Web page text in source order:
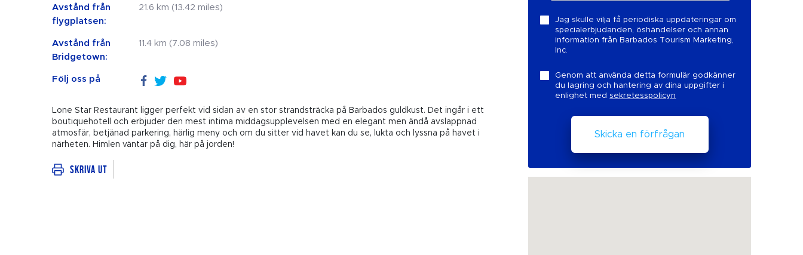
Avstånd från
flygplatsen:
21.6 km (13.42 miles)
Avstånd från
Bridgetown:
11.4 km (7.08 miles)
Följ oss på
Lone Star Restaurant ligger perfekt vid sidan av en stor strandsträcka på Barbados guldkust. Det ingår i ett
boutiquehotell och erbjuder den mest intima middagsupplevelsen med en elegant men ändå avslappnad
atmosfär, betjänad parkering, härlig meny och om du sitter vid havet kan du se, lukta och lyssna på havet i
närheten. Himlen väntar på dig, här på jorden!
Skriva ut
Jag skulle vilja få periodiska uppdateringar om
specialerbjudanden, öshändelser och annan
information från Barbados Tourism Marketing,
Inc.
Genom att använda detta formulär godkänner
du lagring och hantering av dina uppgifter i
enlighet medsekretesspolicyn